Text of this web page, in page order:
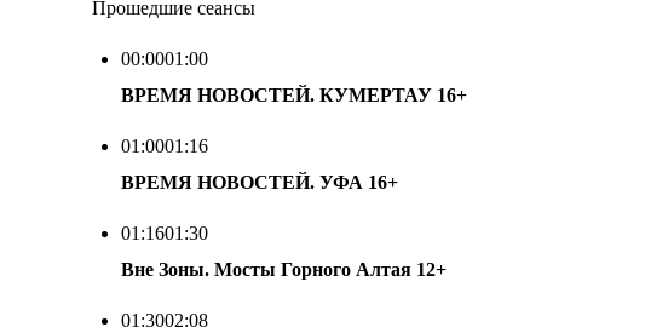
Прошедшие сеансы
00:0001:00
ВРЕМЯ НОВОСТЕЙ. КУМЕРТАУ 16+
01:0001:16
ВРЕМЯ НОВОСТЕЙ. УФА 16+
01:1601:30
Вне Зоны. Мосты Горного Алтая 12+
01:3002:08